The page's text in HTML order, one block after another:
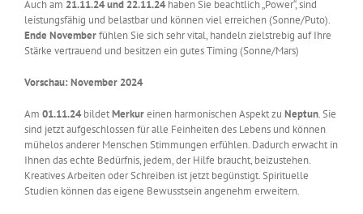
Auch am 21.11.24 und 22.11.24haben Sie beachtlich „Power“, sind
leistungsfähig und belastbar und können viel erreichen (Sonne/Puto).
Ende Novemberfühlen Sie sich sehr vital, handeln zielstrebig auf Ihre
Stärke vertrauend und besitzen ein gutes Timing (Sonne/Mars)
Vorschau: November 2024
Am 01.11.24bildetMerkureinen harmonischen Aspekt zu Neptun. Sie
sind jetzt aufgeschlossen für alle Feinheiten des Lebens und können
mühelos anderer Menschen Stimmungen erfühlen. Dadurch erwacht in
Ihnen das echte Bedürfnis, jedem, der Hilfe braucht, beizustehen.
Kreatives Arbeiten oder Schreiben ist jetzt begünstigt. Spirituelle
Studien können das eigene Bewusstsein angenehm erweitern.